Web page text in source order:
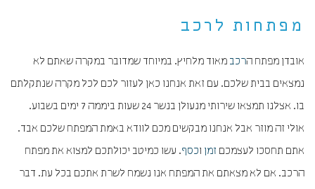
מפתחות לרכב
אובדן מפתח הרכב מאוד מלחיץ. במיוחד שמדובר במקרה שאתם לא
נמצאים בבית שלכם. עם זאת אנחנו כאן לעזור לכם לכל מקרה שנתקלתם
בו. אצלנו תמצאו שירותי מנעולן בנשר 24 שעות ביממה 7 ימים בשבוע.
אולי זה מוזר אבל אנחנו מבקשים מכם לוודא באמת המפתח שלכם אבד.
אתם תחסכו לעצמכם זמן וכסף. עשו כמיטב יכולתכם למצוא את מפתח
הרכב. אם לא מצאתם את המפתח אנו נשמח לשרת אתכם בכל עת. דבר